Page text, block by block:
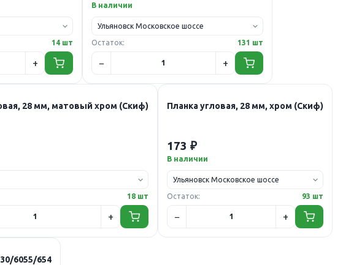
14 шт
В наличии
Остаток: 131 шт
28 мм, матовый хром (Скиф)
18 шт
Планка угловая, 28 мм, хром (Скиф)
173 ₽
В наличии
Остаток: 93 шт
6055/654